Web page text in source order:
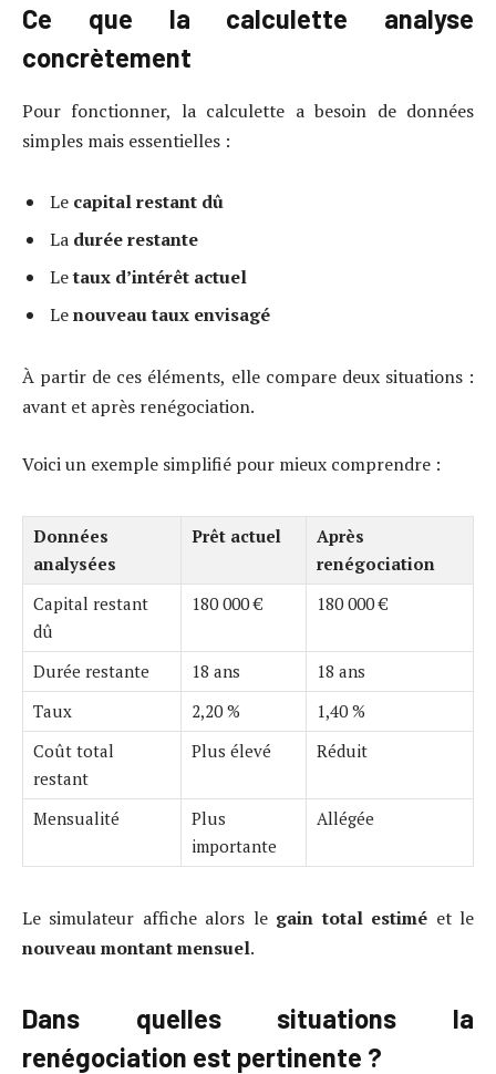
Ce que la calculette analyse
concrètement
Pour fonctionner, la calculette a besoin de données
simples mais essentielles :
Le capital restant dû
La durée restante
Letaux d’intérêt actuel
Lenouveau taux envisagé
À partir de ces éléments, elle compare deux situations :
avant et après renégociation.
Voici un exemple simplifié pour mieux comprendre :
Données
analysées
Prêt actuel
Après
renégociation
Capital restant
dû
180 000 € 180 000 €
Durée restante 18 ans
18 ans
Taux
2,20 %
1,40 %
Coût total
restant
Plus élevé Réduit
Mensualité
Plus
importante
Allégée
Le simulateur affiche alors le gain total estimé et le
nouveau montant mensuel.
Dans quelles situations la
renégociation est pertinente ?